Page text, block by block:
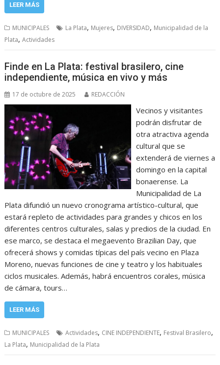
LEER MÁS
MUNICIPALES La Plata, Mujeres, DIVERSIDAD, Municipalidad de la
Plata,Actividades
Finde en La Plata: festival brasilero, cine
independiente, música en vivo y más
17 de octubre de 2025 REDACCIÓN
Vecinos y visitantes
podrán disfrutar de
otra atractiva agenda
cultural que se
extenderá de viernes a
domingo en la capital
bonaerense. La
Municipalidad de La
Plata difundió un nuevo cronograma artístico-cultural, que
estará repleto de actividades para grandes y chicos en los
diferentes centros culturales, salas y predios de la ciudad. En
ese marco, se destaca el megaevento Brazilian Day, que
ofrecerá shows y comidas típicas del país vecino en Plaza
Moreno, nuevas funciones de cine y teatro y los habituales
ciclos musicales. Además, habrá encuentros corales, música
de cámara, tours…
LEER MÁS
MUNICIPALES Actividades, CINE INDEPENDIENTE, Festival Brasilero,
La Plata, Municipalidad de la Plata